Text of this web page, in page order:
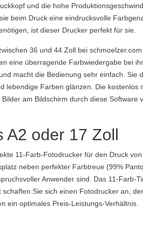
und die hohe
beim Druck eine eindrucksvolle
ist dieser Drucker perfekt für sie.
36 und 44 Zoll bei
eine überragende Farbwiedergabe bei
macht die Bedienung sehr einfach. Sie
lebendige Farben glänzen. Die kostenlos
am Bildschirm durch diese Software
A2 oder 17 Zoll
11-Farb-Fotodrucker für den Druck
neben perfekter Farbtreue (99%
Anwender sind. Das 11-Farb-
Sie sich einen Fotodrucker an,
ein optimales Preis-Leistungs-Verhältnis.